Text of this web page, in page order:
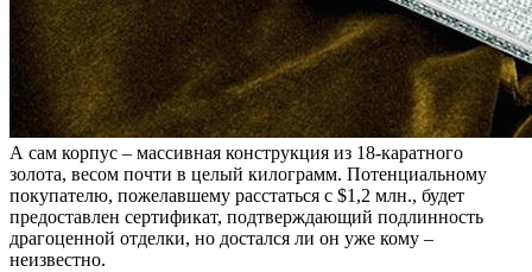
А сам корпус – массивная конструкция из 18-каратного
золота, весом почти в целый килограмм. Потенциальному
покупателю, пожелавшему расстаться с $1,2 млн., будет
предоставлен сертификат, подтверждающий подлинность
драгоценной отделки, но достался ли он уже кому –
неизвестно.